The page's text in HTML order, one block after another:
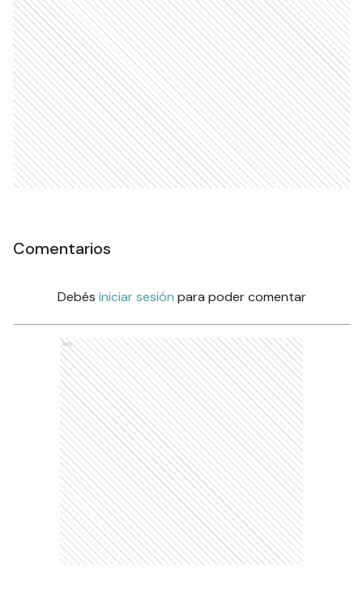
Comentarios
Debés iniciar sesión para poder comentar
Ads